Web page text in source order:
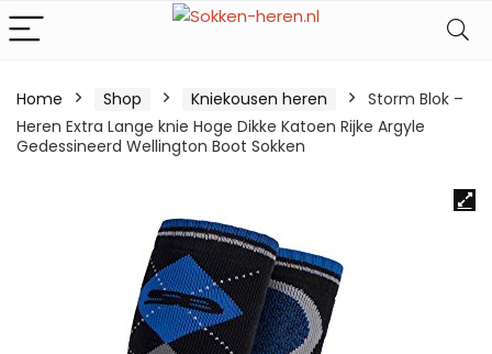
Home Shop Kniekousen heren
Storm Blok –
Heren Extra Lange knie Hoge Dikke Katoen Rijke Argyle
Gedessineerd Wellington Boot Sokken